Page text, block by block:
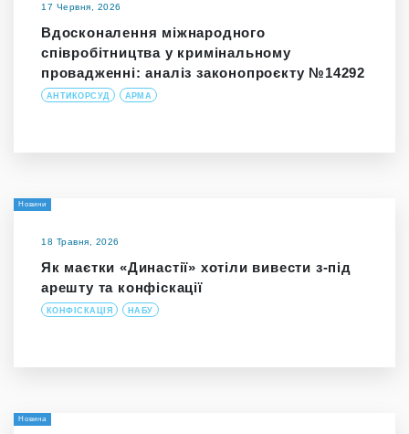
17 Червня, 2026
Вдосконалення міжнародного
співробітництва у кримінальному
провадженні: аналіз законопроєкту №14292
АНТИКОРСУД АРМА
Новини
18 Травня, 2026
Як маєтки «Династії» хотіли вивести з-під
арешту та конфіскації
КОНФІСКАЦІЯ НАБУ
Новина